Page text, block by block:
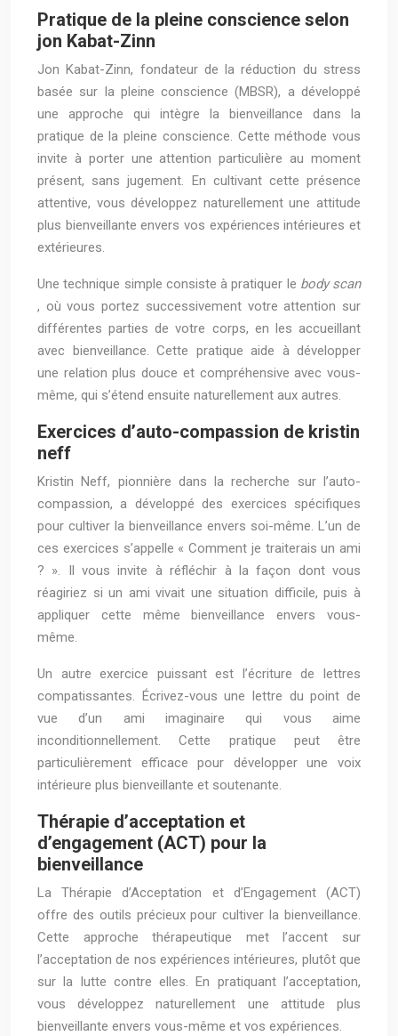
Pratique de la pleine conscience selon
jon Kabat-Zinn
Jon Kabat-Zinn, fondateur de la réduction du stress
basée sur la pleine conscience (MBSR), a développé
une approche qui intègre la bienveillance dans la
pratique de la pleine conscience. Cette méthode vous
invite à porter une attention particulière au moment
présent, sans jugement. En cultivant cette présence
attentive, vous développez naturellement une attitude
plus bienveillante envers vos expériences intérieures et
extérieures.
Une technique simple consiste à pratiquer le body scan
, où vous portez successivement votre attention sur
différentes parties de votre corps, en les accueillant
avec bienveillance. Cette pratique aide à développer
une relation plus douce et compréhensive avec vous-
même, qui s’étend ensuite naturellement aux autres.
Exercices d’auto-compassion de kristin
neff
Kristin Neff, pionnière dans la recherche sur l’auto-
compassion, a développé des exercices spécifiques
pour cultiver la bienveillance envers soi-même. L’un de
ces exercices s’appelle « Comment je traiterais un ami
? ». Il vous invite à réfléchir à la façon dont vous
réagiriez si un ami vivait une situation difficile, puis à
appliquer cette même bienveillance envers vous-
même.
Un autre exercice puissant est l’écriture de lettres
compatissantes. Écrivez-vous une lettre du point de
vue d’un ami imaginaire qui vous aime
inconditionnellement. Cette pratique peut être
particulièrement efficace pour développer une voix
intérieure plus bienveillante et soutenante.
Thérapie d’acceptation et
d’engagement (ACT) pour la
bienveillance
La Thérapie d’Acceptation et d’Engagement (ACT)
offre des outils précieux pour cultiver la bienveillance.
Cette approche thérapeutique met l’accent sur
l’acceptation de nos expériences intérieures, plutôt que
sur la lutte contre elles. En pratiquant l’acceptation,
vous développez naturellement une attitude plus
bienveillante envers vous-même et vos expériences.